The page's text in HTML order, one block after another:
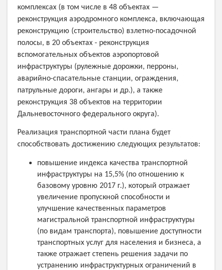
комплексах (в том числе в 48 объектах —
реконструкция аэродромного комплекса, включающая
реконструкцию (строительство) взлетно-посадочной
полосы, в 20 объектах - реконструкция
вспомогательных объектов аэропортовой
инфраструктуры (рулежные дорожки, перроны,
аварийно-спасательные станции, ограждения,
патрульные дороги, ангары и др.), а также
реконструкция 38 объектов на территории
Дальневосточного федерального округа).
Реализация транспортной части плана будет
способствовать достижению следующих результатов:
повышение индекса качества транспортной
инфраструктуры на 15,5% (по отношению к
базовому уровню 2017 г.), который отражает
увеличение пропускной способности и
улучшение качественных параметров
магистральной транспортной инфраструктуры
(по видам транспорта), повышение доступности
транспортных услуг для населения и бизнеса, а
также отражает степень решения задачи по
устранению инфраструктурных ограничений в